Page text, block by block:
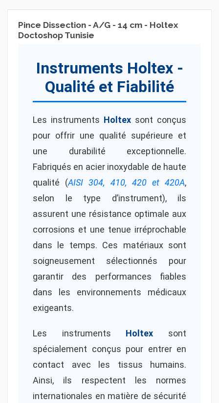
Pince Dissection - A/G - 14 cm - Holtex
Doctoshop Tunisie
Instruments Holtex -
Qualité et Fiabilité
Les instruments Holtex sont conçus
pour offrir une qualité supérieure et
une durabilité exceptionnelle.
Fabriqués en acier inoxydable de haute
qualité (AISI 304, 410, 420 et 420A,
selon le type d’instrument), ils
assurent une résistance optimale aux
corrosions et une tenue irréprochable
dans le temps. Ces matériaux sont
soigneusement sélectionnés pour
garantir des performances fiables
dans les environnements médicaux
exigeants.
Les instruments Holtex sont
spécialement conçus pour entrer en
contact avec les tissus humains.
Ainsi, ils respectent les normes
internationales en matière de sécurité